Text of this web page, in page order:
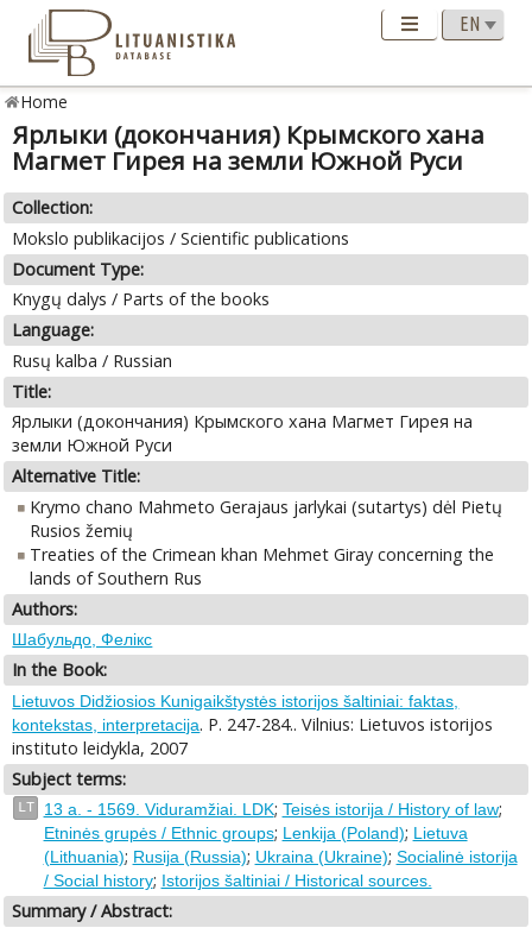
Home
Ярлыки (докончания) Крымского хана
Магмет Гирея на земли Южной Руси
Collection:
Mokslo publikacijos / Scientific publications
Document Type:
Knygų dalys / Parts of the books
Language:
Rusų kalba / Russian
Title:
Ярлыки (докончания) Крымского хана Магмет Гирея на
земли Южной Руси
Alternative Title:
Krymo chano Mahmeto Gerajaus jarlykai (sutartys) dėl Pietų
Rusios žemių
Treaties of the Crimean khan Mehmet Giray concerning the
lands of Southern Rus
Authors:
Шабульдо, Фелiкс
In the Book:
Lietuvos Didžiosios Kunigaikštystės istorijos šaltiniai: faktas,
kontekstas, interpretacija. P. 247-284.. Vilnius: Lietuvos istorijos
instituto leidykla, 2007
Subject terms:
LT 13 a. - 1569. Viduramžiai. LDK; Teisės istorija / History of law;
Etninės grupės / Ethnic groups; Lenkija (Poland); Lietuva
(Lithuania); Rusija (Russia); Ukraina (Ukraine); Socialinė istorija
/ Social history; Istorijos šaltiniai / Historical sources.
Summary / Abstract: